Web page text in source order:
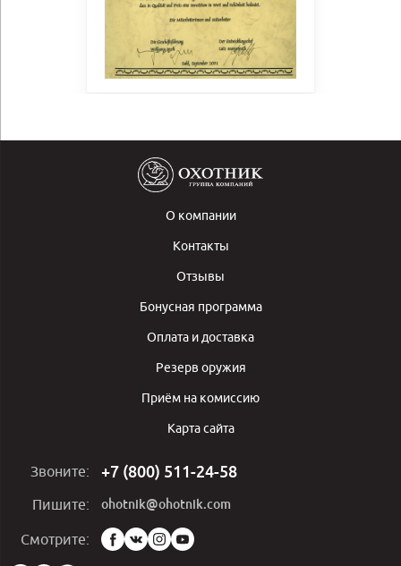
О компании
Контакты
Отзывы
Бонусная программа
Оплата и доставка
Резерв оружия
Приём на комиссию
Карта сайта
Звоните: +7 (800) 511-24-58
Пишите: ohotnik@ohotnik.com
Смотрите:
Мы
в